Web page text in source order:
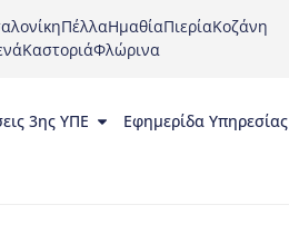
ΠέλλαΗμαθίαΠιερίαΚοζάνη
ΚαστοριάΦλώρινα
3ης ΥΠΕ Εφημερίδα Υπηρεσίας